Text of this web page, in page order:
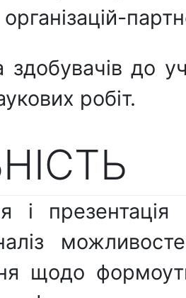
здобувачів до
робіт.
і презентація
щодо